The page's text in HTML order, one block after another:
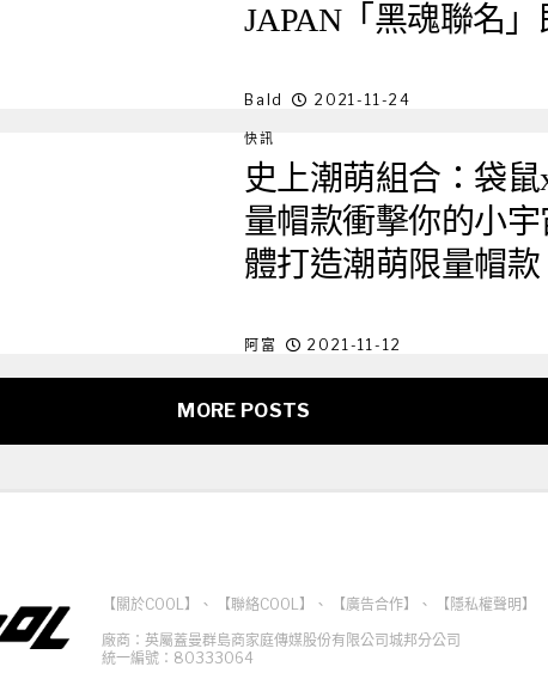
JAPAN「黑魂聯名
Bald 2021-11-24
快訊
史上潮萌組合：袋
量帽款衝擊你的小
體打造潮萌限量帽款
阿富 2021-11-12
MORE POSTS
【關於COOL】 、 【聯絡COOL】 、 【廣告合作】 、
【隱私權聲明】
廠商：英屬蓋曼群島商家庭傳媒股份有限公司城邦分公司
統一編號：80333064